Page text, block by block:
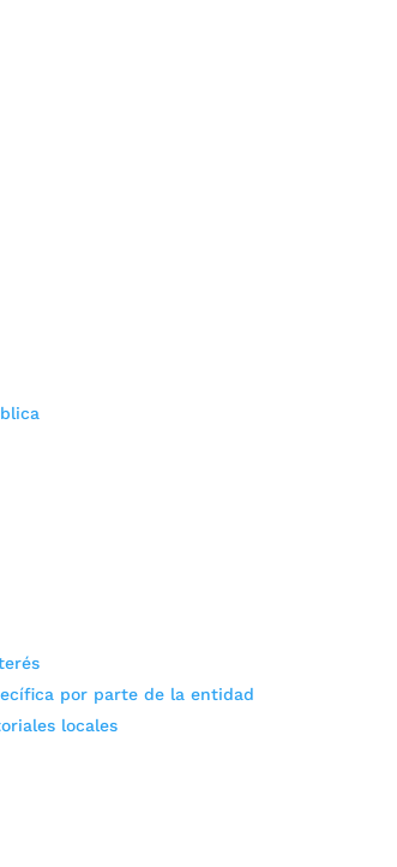
por parte de la entidad
locales